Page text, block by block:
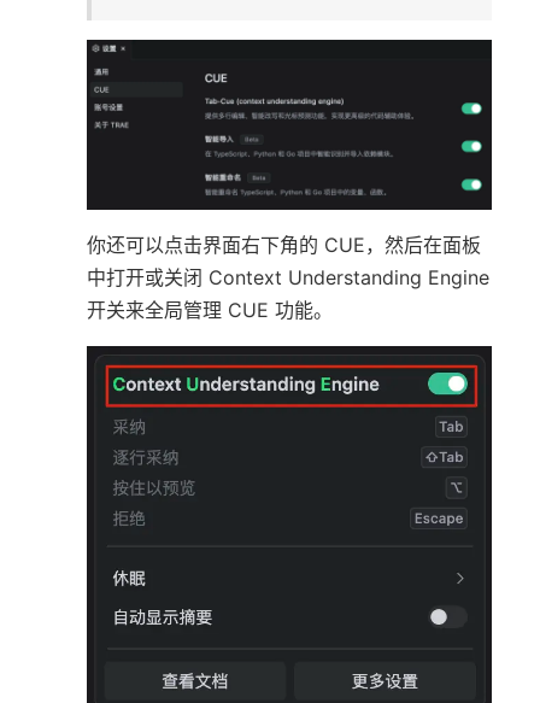
你还可以点击界面右下角的 CUE，然后在面板
中打开或关闭 Context Understanding Engine
开关来全局管理 CUE 功能。